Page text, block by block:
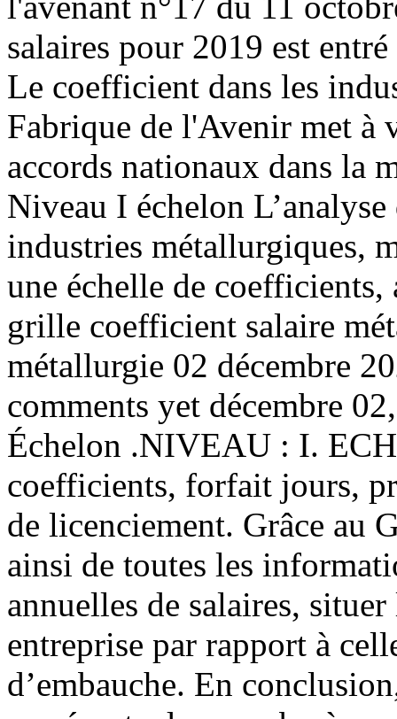
salaires pour 2019 est
Le coefficient dans les
Fabrique de l'Avenir met à
accords nationaux dans la
Niveau I échelon
industries métallurgiques,
une échelle de
grille coefficient salaire
métallurgie 02 décembre
comments yet décembre
Échelon .NIVEAU : I.
coefficients, forfait jours,
de licenciement. Grâce au
ainsi de toutes les
annuelles de salaires,
entreprise par rapport à
d’embauche. En